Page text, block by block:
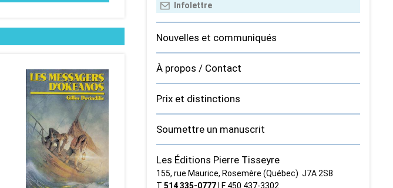
Nouvelles et communiqués
À propos / Contact
Prix et distinctions
Soumettre un manuscrit
Les Éditions Pierre Tisseyre
155, rue Maurice, Rosemère (Québec) J7A 2S8
T 514 335‑0777| F 450 437‑3302